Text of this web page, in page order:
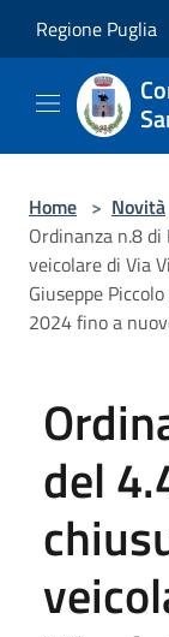
Regione Puglia
Home > Novità
Ordinanza n.8
veicolare di Via
Giuseppe
2024 fino a
del